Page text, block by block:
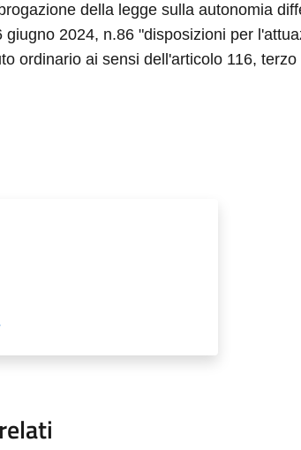
della legge sulla autonomia
giugno 2024, n.86 "disposizioni per
ordinario ai sensi dell'articolo 116,